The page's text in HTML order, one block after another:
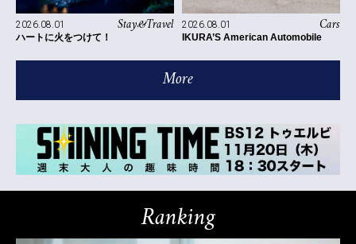
Stay&Travel
2026.08.01
ハートに火をつけて！
Cars
2026.08.01
IKURA’S American Automobile
More
Ranking